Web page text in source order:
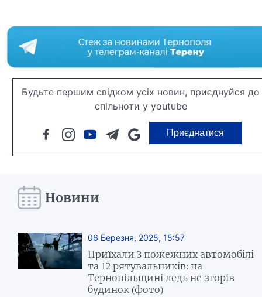
Будьте першим свідком усіх новин, приєднуйся до
спільноти у youtube
Приєднатися
Новини
06 Березня, 2025, 15:57
Приїхали 3 пожежних автомобілі
та 12 рятувальників: на
Тернопільщині ледь не згорів
будинок (фото)